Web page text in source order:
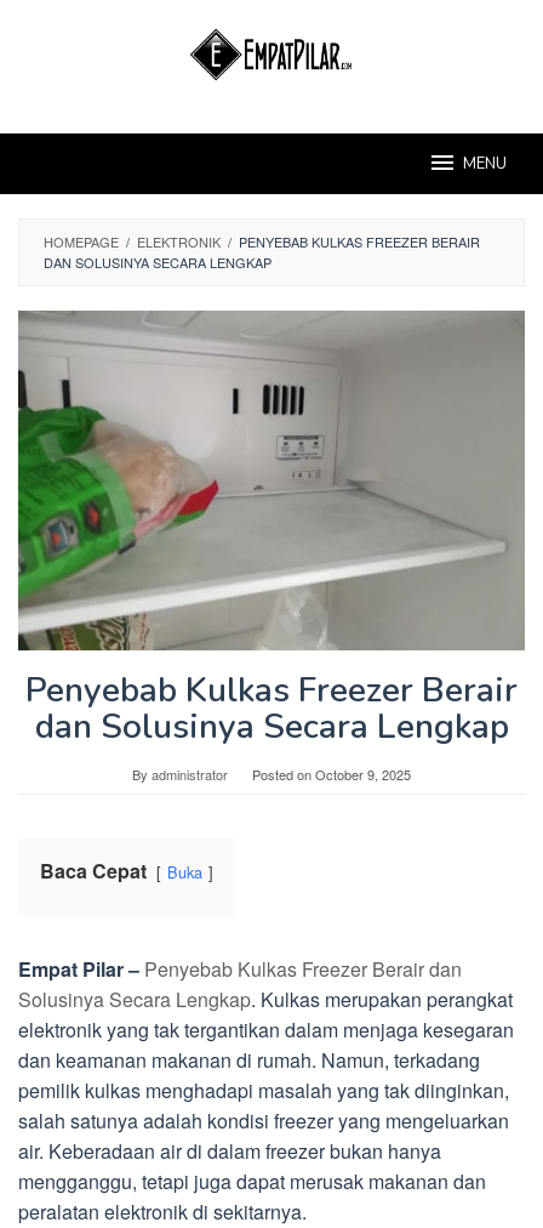
MENU
HOMEPAGE / ELEKTRONIK / PENYEBAB KULKAS FREEZER BERAIR
DAN SOLUSINYA SECARA LENGKAP
Penyebab Kulkas Freezer Berair
dan Solusinya Secara Lengkap
By administrator Posted onOctober 9, 2025
Baca Cepat Buka
Empat Pilar – Penyebab Kulkas Freezer Berair dan
Solusinya Secara Lengkap. Kulkas merupakan perangkat
elektronik yang tak tergantikan dalam menjaga kesegaran
dan keamanan makanan di rumah. Namun, terkadang
pemilik kulkas menghadapi masalah yang tak diinginkan,
salah satunya adalah kondisi freezer yang mengeluarkan
air. Keberadaan air di dalam freezer bukan hanya
mengganggu, tetapi juga dapat merusak makanan dan
peralatan elektronik di sekitarnya.